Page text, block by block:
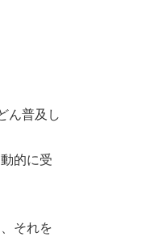
ん普及し
的に受
それを